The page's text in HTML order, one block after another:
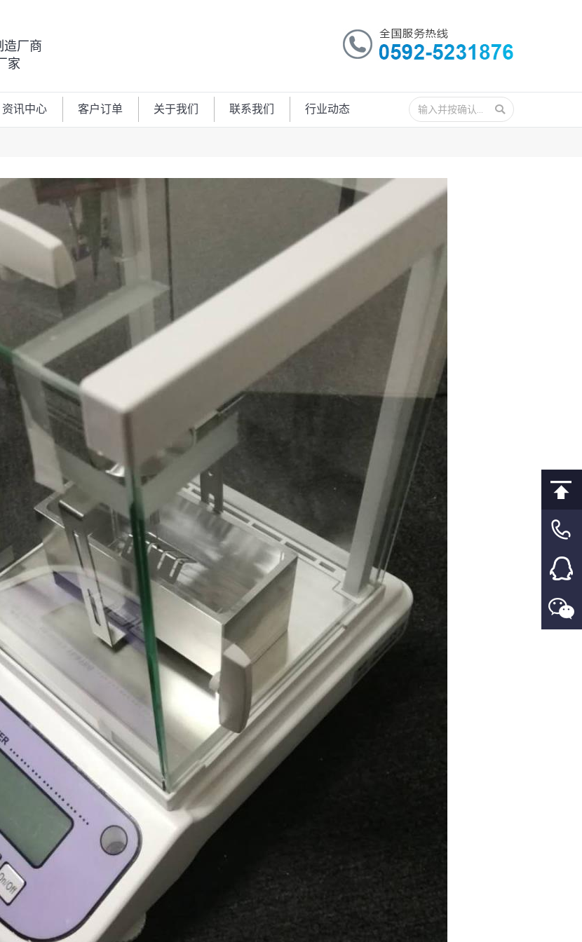
造厂商
家
资讯中心 客户订单 关于我们 联系我们 行业动态
搜
索：